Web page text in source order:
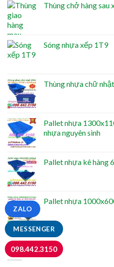
Thùng chở hàng sau
Sóng nhựa xếp 1T9
Thùng nhựa chữ
Pallet nhựa
nhựa nguyên sinh
Pallet nhựa kê hàng
Pallet nhựa
NỔI BẬT
MESSENGER
ZALO
098.442.3150